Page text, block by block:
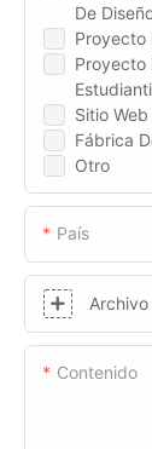
De
Proyecto
Proyecto
Sitio
Fábrica
Otro
País
Archivo
Contenido